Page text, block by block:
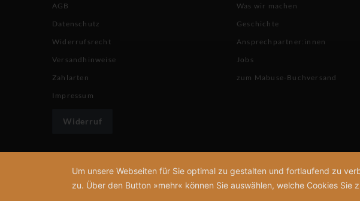
AGB
Datenschutz
Widerrufsrecht
Versandhinweise
Zahlarten
Impressum
Widerruf
Was wir machen
Geschichte
Ansprechpartner:innen
Jobs
zum Mabuse-Buchversand
Um unsere Webseiten für Sie optimal zu gestalten und fortlaufend zu
zu. Über den Button »mehr« können Sie auswählen, welche Cookies